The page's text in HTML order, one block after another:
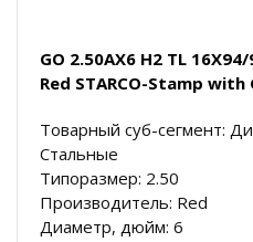
GO 2.50AX6 H2 TL
Red STARCO-Stamp with
Товарный суб-сегмент:
Стальные
Типоразмер: 2.50
Производитель: Red
Диаметр, дюйм: 6